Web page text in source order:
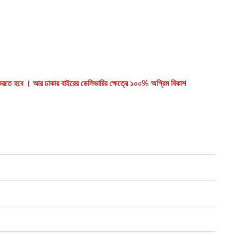
হবে । আর ঢাকার বাইরের ডেলিভারির ক্ষেত্রে ১০০% অগ্রিম বিকাশ